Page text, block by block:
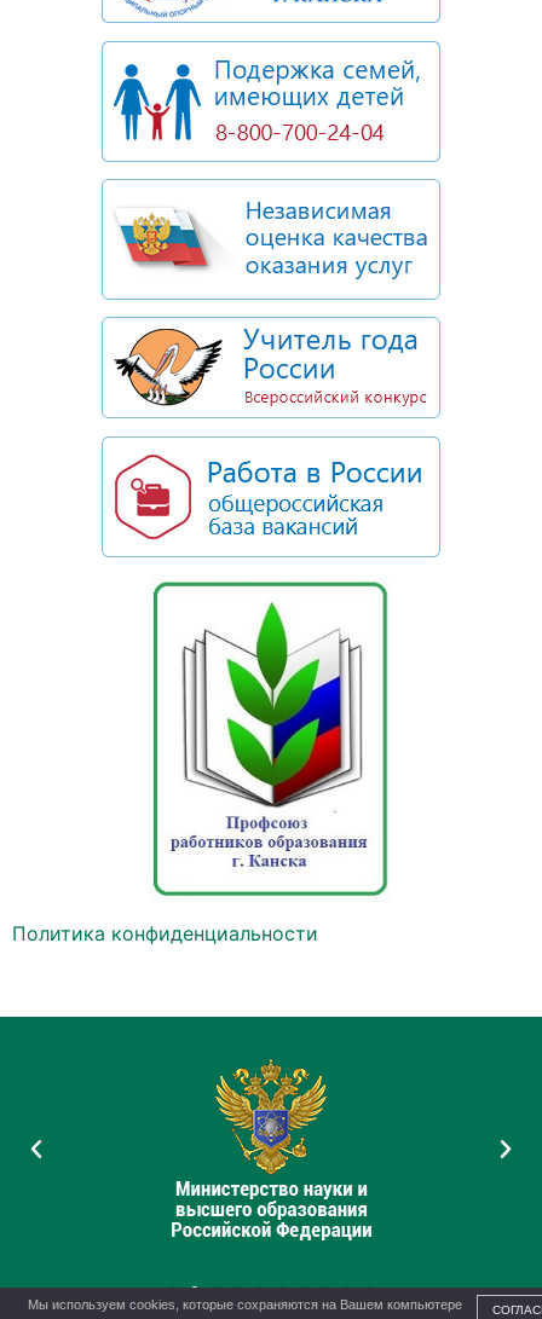
Политика конфиденциальности
Мы используем cookies, которые сохраняются на Вашем компьютере